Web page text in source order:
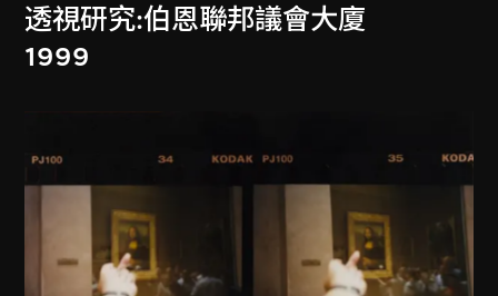
透視研究:伯恩聯邦議會大廈
1999